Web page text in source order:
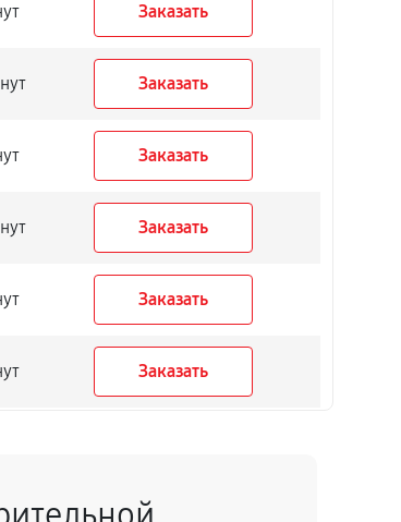
Заказать
Заказать
Заказать
Заказать
Заказать
Заказать
Заказать